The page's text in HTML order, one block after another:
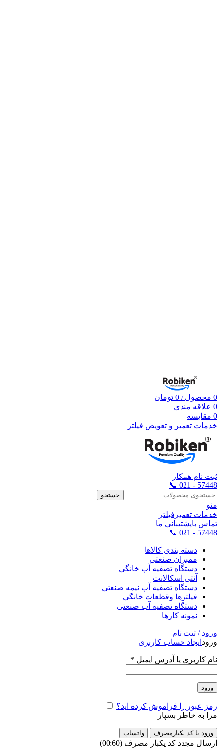
0 محصول /
0 تومان
0 علاقه مندی
0 مقایسه
خدمات تعمیر و تعویض فیلتر
ثبت نام همکار
57448 - 021 📞
جستجو
منو
خدمات تعمیرفیلتر
تماس باپشتیبانی ما
57448 - 021 📞
دسته بندی کالاها
ممبران صنعتی
دستگاه تصفیه آب خانگی
آنتی اسکالانت
دستگاه تصفیه آب نیمه صنعتی
فیلترها وقطعات خانگی
دستگاه تصفیه آب صنعتی
نمونه کارها
ورود / ثبت نام
ورود ایجاد حساب کاربری
نام کاربری یا آدرس ایمیل *
ورود
رمز عبور را فراموش کرده اید؟
مرا به خاطر بسپار
ورود با کد یکبارمصرف واتساپ
ارسال مجدد کد یکبار مصرف (00:
60
)